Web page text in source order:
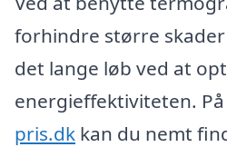
forhindre større
det lange løb ved at
energieffektiviteten. På
pris.dk kan du nemt